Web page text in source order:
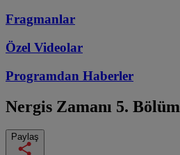
Fragmanlar
Özel Videolar
Programdan Haberler
Nergis Zamanı 5. Bölüm
Paylaş